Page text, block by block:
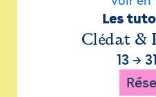
Les
Clédat &
13→